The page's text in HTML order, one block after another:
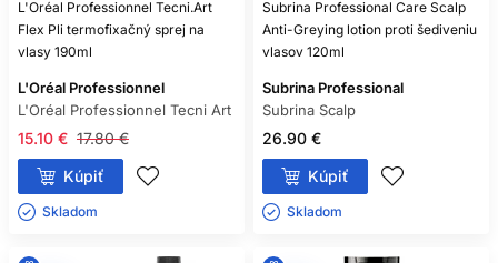
L'Oréal Professionnel Tecni.Art
Flex Pli termofixačný sprej na
vlasy 190ml
L'Oréal Professionnel
L'Oréal Professionnel Tecni Art
17.80 €
15.10 €
Kúpiť
Skladom ㅤ
Subrina Professional Care Scalp
Anti-Greying lotion proti šediveniu
vlasov 120ml
Subrina Professional
Subrina Scalp
26.90 €
Kúpiť
Skladom ㅤ